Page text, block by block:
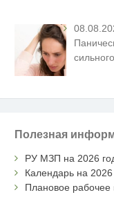
Полезная
РУ МЗП на 2026
Календарь на 2026
Плановое рабочее